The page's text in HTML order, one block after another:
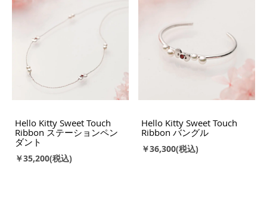
Hello Kitty Sweet Touch
Ribbon ステーションペン
ダント
￥35,200
Hello Kitty Sweet Touch
Ribbon バングル
￥36,300